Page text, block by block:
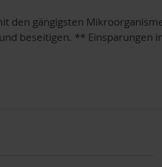
den gängigsten
beseitigen. ** Einsparungen